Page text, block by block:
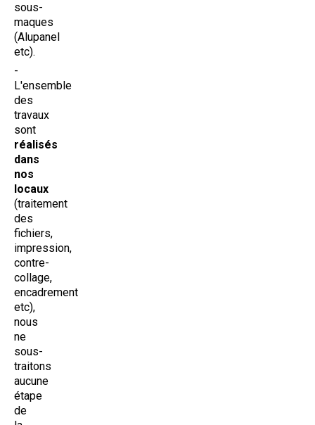
sous-
maques
(Alupanel
etc).
L'ensemble
des
travaux
sont
réalisés
dans
nos
locaux
(traitement
des
fichiers,
impression,
contre-
collage,
encadrement
etc),
nous
ne
sous-
traitons
aucune
étape
de